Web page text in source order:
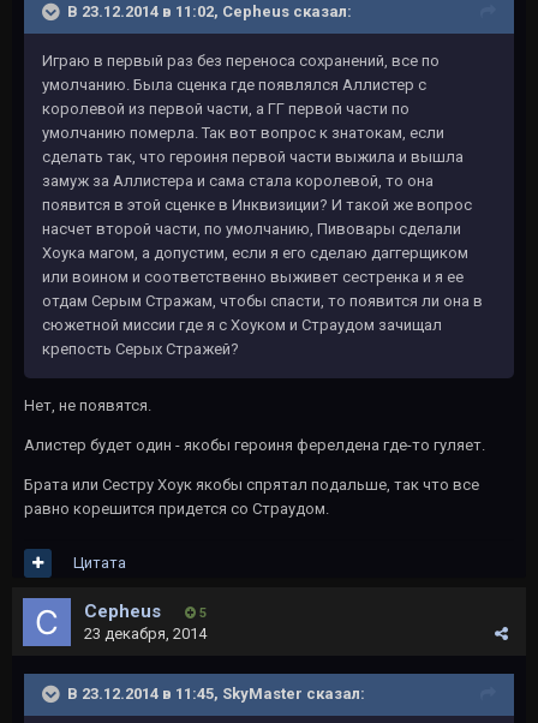
В 23.12.2014 в 11:02, Cepheus сказал:
Играю в первый раз без переноса сохранений, все по
умолчанию. Была сценка где появлялся Аллистер с
королевой из первой части, а ГГ первой части по
умолчанию померла. Так вот вопрос к знатокам, если
сделать так, что героиня первой части выжила и вышла
замуж за Аллистера и сама стала королевой, то она
появится в этой сценке в Инквизиции? И такой же вопрос
насчет второй части, по умолчанию, Пивовары сделали
Хоука магом, а допустим, если я его сделаю даггерщиком
или воином и соответственно выживет сестренка и я ее
отдам Серым Стражам, чтобы спасти, то появится ли она в
сюжетной миссии где я с Хоуком и Страудом зачищал
крепость Серых Стражей?
Нет, не появятся.
Алистер будет один - якобы героиня ферелдена где-то гуляет.
Брата или Сестру Хоук якобы спрятал подальше, так что все
равно корешится придется со Страудом.
Цитата
Cepheus 5
23 декабря, 2014
В 23.12.2014 в 11:45, SkyMaster сказал: